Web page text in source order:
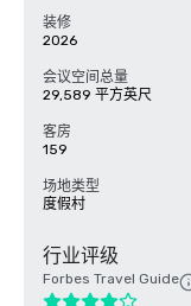
装修
2026
会议空间总量
29,589 平方英尺
客房
159
场地类型
度假村
行业评级
Forbes Travel Guide